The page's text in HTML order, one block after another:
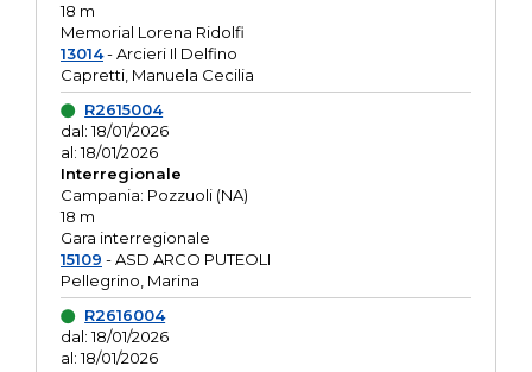
18 m
Memorial Lorena Ridolfi
13014- Arcieri Il Delfino
Capretti, Manuela Cecilia
R2615004
dal: 18/01/2026
al: 18/01/2026
Interregionale
Campania: Pozzuoli (NA)
18 m
Gara interregionale
15109 - ASD ARCO PUTEOLI
Pellegrino, Marina
R2616004
dal: 18/01/2026
al: 18/01/2026